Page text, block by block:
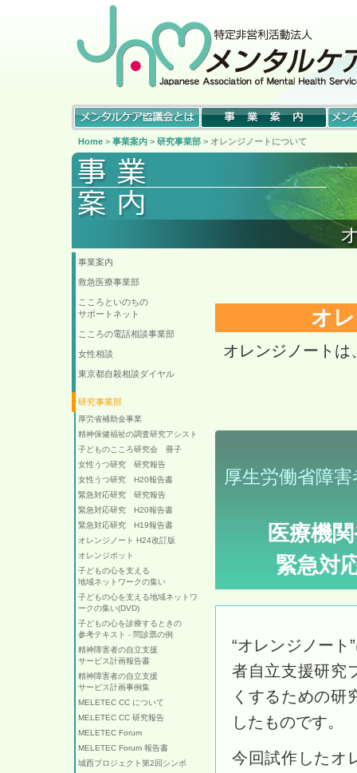
Home > 事業案内 > 研究事業部 > オレンジノートについて
オ
オレンジノート
厚生労働省障
医療機
緊急対
“オレンジノー
者自立支援研究
くするための研
したものです。
今回試作したオ
事業案内
救急医療事業部
こころといのちの
サポートネット
こころの電話相談事業部
女性相談
東京都自殺相談ダイヤル
研究事業部
厚労省補助金事業
精神保健福祉の調査研究アシスト
子どものこころ研究会 冊子
女性うつ研究 研究報告
女性うつ研究 H20報告書
緊急対応研究 研究報告
緊急対応研究 H20報告書
緊急対応研究 H19報告書
オレンジノート H24改訂版
オレンジポット
子どもの心を支える
地域ネットワークの集い
子どもの心を支える地域ネットワ
ークの集い(DVD)
子どもの心を診療するときの
参考テキスト - 問診票の例
精神障害者の自立支援
サービス計画報告書
精神障害者の自立支援
サービス計画事例集
MELETEC CC について
MELETEC CC 研究報告
MELETEC Forum
MELETEC Forum 報告書
城西プロジェクト第2回シンポ